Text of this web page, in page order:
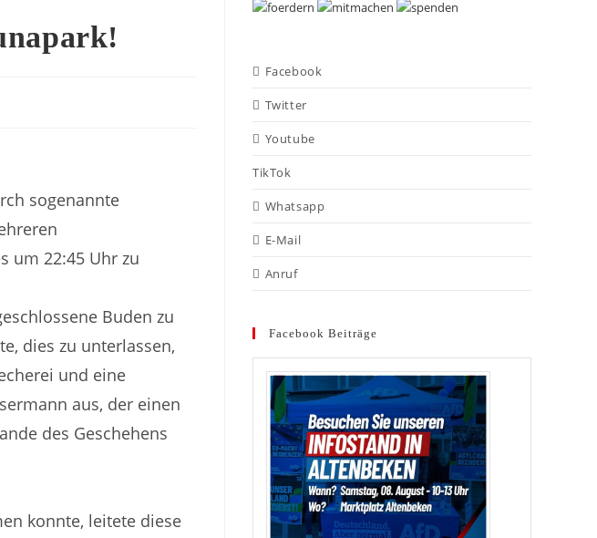
sogenannte
um 22:45 Uhr zu
Buden zu
dies zu unterlassen,
und eine
aus, der einen
des Geschehens
konnte, leitete diese
Facebook
Twitter
Youtube
TikTok
Whatsapp
E-Mail
Anruf
Facebook Beiträge